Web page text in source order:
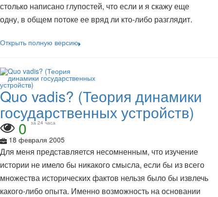
столько написано глупостей, что если и я скажу еще
одну, в общем потоке ее вряд ли кто-либо разглядит.
Открыть полную версию
Quo vadis? (Теория динамики
государственных устройств)
0 за 24 часа
18 февраля 2005
Для меня представляется несомненным, что изучение
истории не имело бы никакого смысла, если бы из всего
множества исторических фактов нельзя было бы извлечь
какого-либо опыта. Именно возможность на основании